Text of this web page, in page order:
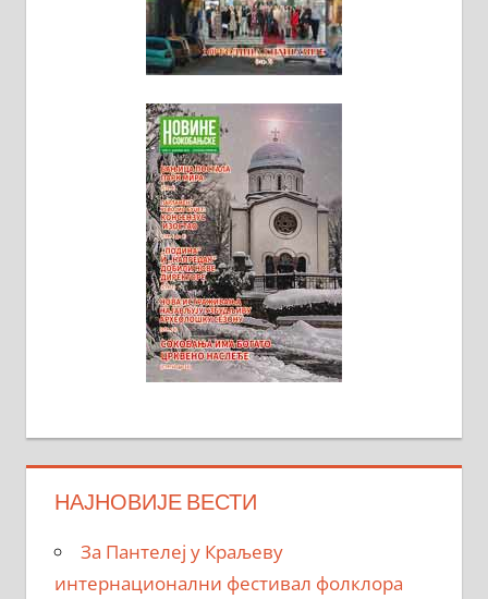
НАЈНОВИЈЕ ВЕСТИ
За Пантелеј у Краљеву
интернационални фестивал фолклора